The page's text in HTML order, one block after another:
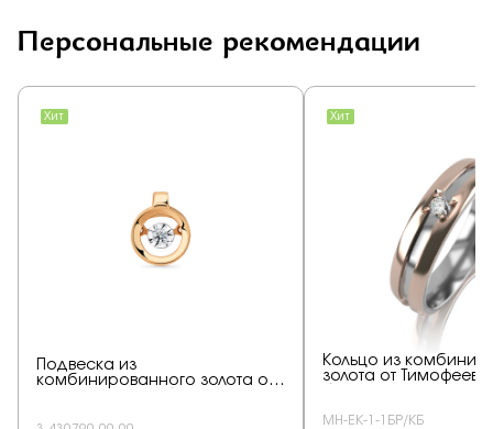
Персональные рекомендации